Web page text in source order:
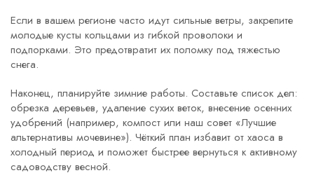
Если в вашем регионе часто идут сильные ветры, закрепите
молодые кусты кольцами из гибкой проволоки и
подпорками. Это предотвратит их поломку под тяжестью
снега.
Наконец, планируйте зимние работы. Составьте список дел:
обрезка деревьев, удаление сухих веток, внесение осенних
удобрений (например, компост или наш совет «Лучшие
альтернативы мочевине»). Чёткий план избавит от хаоса в
холодный период и поможет быстрее вернуться к активному
садоводству весной.